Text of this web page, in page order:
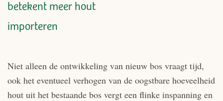
betekent meer hout
importeren
Niet alleen de ontwikkeling van nieuw bos vraagt tijd,
ook het eventueel verhogen van de oogstbare hoeveelheid
hout uit het bestaande bos vergt een flinke inspanning en